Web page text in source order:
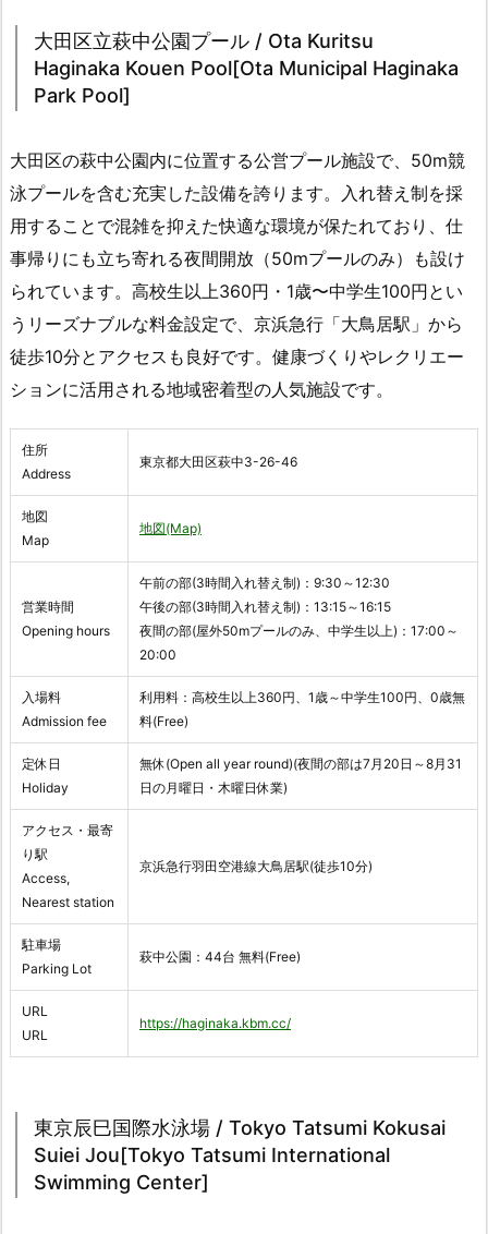
大田区立萩中公園プール / Ota Kuritsu
Haginaka Kouen Pool[Ota Municipal Haginaka
Park Pool]
大田区の萩中公園内に位置する公営プール施設で、50m競
泳プールを含む充実した設備を誇ります。入れ替え制を採
用することで混雑を抑えた快適な環境が保たれており、仕
事帰りにも立ち寄れる夜間開放（50mプールのみ）も設け
られています。高校生以上360円・1歳〜中学生100円とい
うリーズナブルな料金設定で、京浜急行「大鳥居駅」から
徒歩10分とアクセスも良好です。健康づくりやレクリエー
ションに活用される地域密着型の人気施設です。
住所
Address
東京都大田区萩中3-26-46
地図
Map
地図(Map)
営業時間
Opening hours
午前の部(3時間入れ替え制)：9:30～12:30
午後の部(3時間入れ替え制)：13:15～16:15
夜間の部(屋外50mプールのみ、中学生以上)：17:00～
20:00
入場料
Admission fee
利用料：高校生以上360円、1歳～中学生100円、0歳無
料(Free)
定休日
Holiday
無休(Open all year round)(夜間の部は7月20日～8月31
日の月曜日・木曜日休業)
アクセス・最寄
り駅
Access,
Nearest station
京浜急行羽田空港線大鳥居駅(徒歩10分)
駐車場
Parking Lot
萩中公園：44台 無料(Free)
URL
URL
https://haginaka.kbm.cc/
東京辰巳国際水泳場 / Tokyo Tatsumi Kokusai
Suiei Jou[Tokyo Tatsumi International
Swimming Center]